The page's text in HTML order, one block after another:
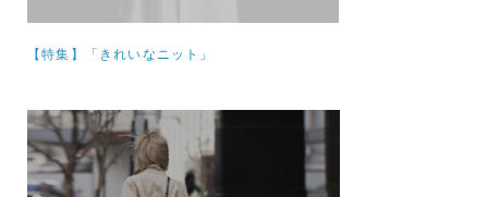
【特集】 「きれいなニット」